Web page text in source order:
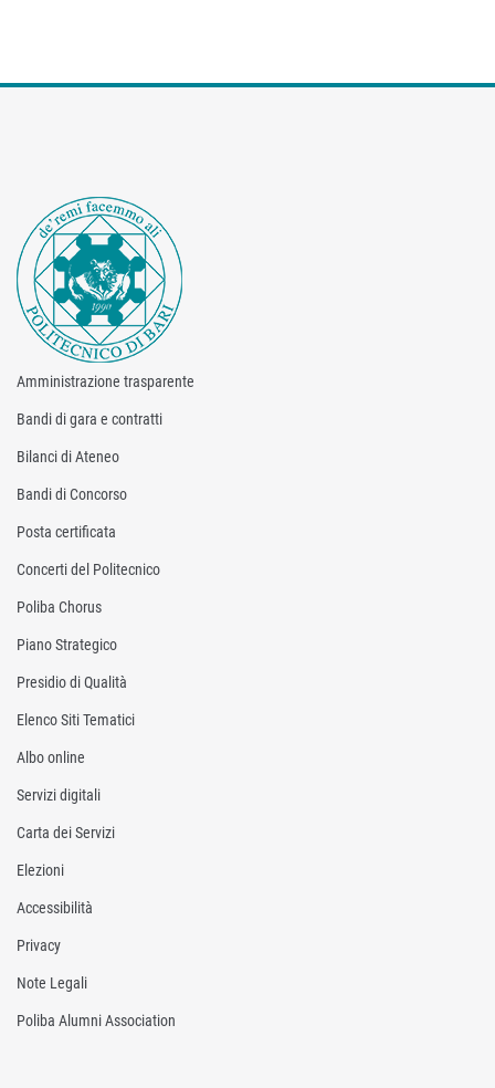
Amministrazione trasparente
Bandi di gara e contratti
Bilanci di Ateneo
Bandi di Concorso
Posta certificata
Concerti del Politecnico
Poliba Chorus
Piano Strategico
Presidio di Qualità
Elenco Siti Tematici
Albo online
Servizi digitali
Carta dei Servizi
Elezioni
Accessibilità
Privacy
Note Legali
Poliba Alumni Association